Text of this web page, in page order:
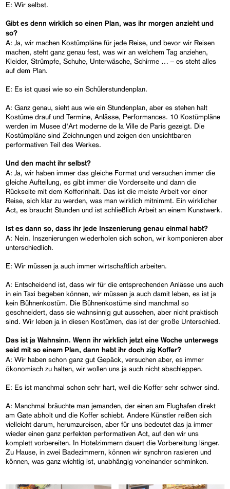
E: Wir selbst.
Gibt es denn wirklich so einen Plan, was ihr morgen anzieht und
so?
A: Ja, wir machen Kostümpläne für jede Reise, und bevor wir Reisen
machen, steht ganz genau fest, was wir an welchem Tag anziehen,
Kleider, Strümpfe, Schuhe, Unterwäsche, Schirme … – es steht alles
auf dem Plan.
E: Es ist quasi wie so ein Schülerstundenplan.
A: Ganz genau, sieht aus wie ein Stundenplan, aber es stehen halt
Kostüme drauf und Termine, Anlässe, Performances. 10 Kostümpläne
werden im Musee d’Art moderne de la Ville de Paris gezeigt. Die
Kostümpläne sind Zeichnungen und zeigen den unsichtbaren
performativen Teil des Werkes.
Und den macht ihr selbst?
A: Ja, wir haben immer das gleiche Format und versuchen immer die
gleiche Aufteilung, es gibt immer die Vorderseite und dann die
Rückseite mit dem Kofferinhalt. Das ist die meiste Arbeit vor einer
Reise, sich klar zu werden, was man wirklich mitnimmt. Ein wirklicher
Act, es braucht Stunden und ist schließlich Arbeit an einem Kunstwerk.
Ist es dann so, dass ihr jede Inszenierung genau einmal habt?
A: Nein. Inszenierungen wiederholen sich schon, wir komponieren aber
unterschiedlich.
E: Wir müssen ja auch immer wirtschaftlich arbeiten.
A: Entscheidend ist, dass wir für die entsprechenden Anlässe uns auch
in ein Taxi begeben können, wir müssen ja auch damit leben, es ist ja
kein Bühnenkostüm. Die Bühnenkostüme sind manchmal so
geschneidert, dass sie wahnsinnig gut aussehen, aber nicht praktisch
sind. Wir leben ja in diesen Kostümen, das ist der große Unterschied.
Das ist ja Wahnsinn. Wenn ihr wirklich jetzt eine Woche unterwegs
seid mit so einem Plan, dann habt ihr doch zig Koffer?
A: Wir haben schon ganz gut Gepäck, versuchen aber, es immer
ökonomisch zu halten, wir wollen uns ja auch nicht abschleppen.
E: Es ist manchmal schon sehr hart, weil die Koffer sehr schwer sind.
A: Manchmal bräuchte man jemanden, der einen am Flughafen direkt
am Gate abholt und die Koffer schiebt. Andere Künstler reißen sich
vielleicht darum, herumzureisen, aber für uns bedeutet das ja immer
wieder einen ganz perfekten performativen Act, auf den wir uns
komplett vorbereiten. In Hotelzimmern dauert die Vorbereitung länger.
Zu Hause, in zwei Badezimmern, können wir synchron rasieren und
können, was ganz wichtig ist, unabhängig voneinander schminken.